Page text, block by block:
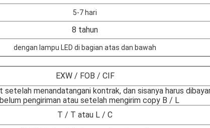
5-7 hari
8 tahun
dengan lampu LED di bagian atas dan bawah
EXW / FOB / CIF
setelah menandatangani kontrak, dan sisanya harus
pengiriman atau setelah mengirim copy B / L
T / T atau L / C